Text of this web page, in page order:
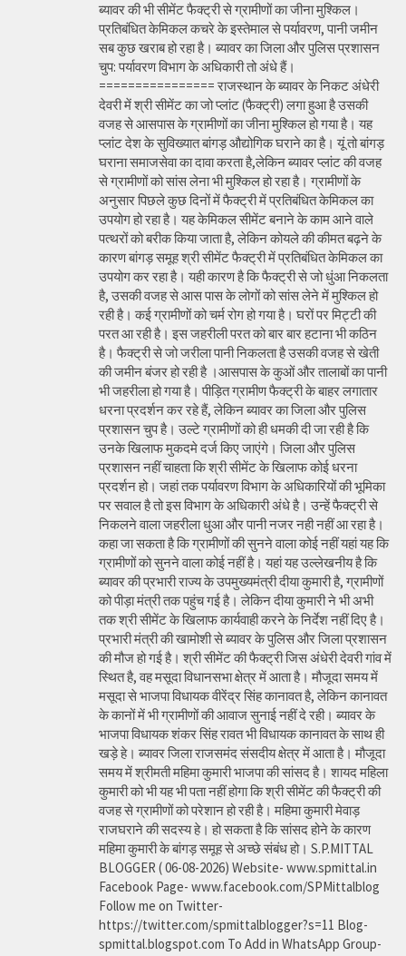
ब्यावर की भी सीमेंट फैक्ट्री से ग्रामीणों का जीना मुश्किल।
प्रतिबंधित केमिकल कचरे के इस्तेमाल से पर्यावरण, पानी जमीन
सब कुछ खराब हो रहा है। ब्यावर का जिला और पुलिस प्रशासन
चुप: पर्यावरण विभाग के अधिकारी तो अंधे हैं।
================ राजस्थान के ब्यावर के निकट अंधेरी
देवरी में श्री सीमेंट का जो प्लांट (फैक्ट्री) लगा हुआ है उसकी
वजह से आसपास के ग्रामीणों का जीना मुश्किल हो गया है। यह
प्लांट देश के सुविख्यात बांगड़ औद्योगिक घराने का है। यूं तो बांगड़
घराना समाजसेवा का दावा करता है,लेकिन ब्यावर प्लांट की वजह
से ग्रामीणों को सांस लेना भी मुश्किल हो रहा है। ग्रामीणों के
अनुसार पिछले कुछ दिनों में फैक्ट्री में प्रतिबंधित केमिकल का
उपयोग हो रहा है। यह केमिकल सीमेंट बनाने के काम आने वाले
पत्थरों को बरीक किया जाता है, लेकिन कोयले की कीमत बढ़ने के
कारण बांगड़ समूह श्री सीमेंट फैक्ट्री में प्रतिबंधित केमिकल का
उपयोग कर रहा है। यही कारण है कि फैक्ट्री से जो धुंआ निकलता
है, उसकी वजह से आस पास के लोगों को सांस लेने में मुश्किल हो
रही है। कई ग्रामीणों को चर्म रोग हो गया है। घरों पर मिट्टी की
परत आ रही है। इस जहरीली परत को बार बार हटाना भी कठिन
है। फैक्ट्री से जो जरीला पानी निकलता है उसकी वजह से खेती
की जमीन बंजर हो रही है ।आसपास के कुओं और तालाबों का पानी
भी जहरीला हो गया है। पीड़ित ग्रामीण फैक्ट्री के बाहर लगातार
धरना प्रदर्शन कर रहे हैं, लेकिन ब्यावर का जिला और पुलिस
प्रशासन चुप है। उल्टे ग्रामीणों को ही धमकी दी जा रही है कि
उनके खिलाफ मुकदमे दर्ज किए जाएंगे। जिला और पुलिस
प्रशासन नहीं चाहता कि श्री सीमेंट के खिलाफ कोई धरना
प्रदर्शन हो। जहां तक पर्यावरण विभाग के अधिकारियों की भूमिका
पर सवाल है तो इस विभाग के अधिकारी अंधे है। उन्हें फैक्ट्री से
निकलने वाला जहरीला धुआ और पानी नजर नही नहीं आ रहा है।
कहा जा सकता है कि ग्रामीणों की सुनने वाला कोई नहीं यहां यह कि
ग्रामीणों को सुनने वाला कोई नहीं है। यहां यह उल्लेखनीय है कि
ब्यावर की प्रभारी राज्य के उपमुख्यमंत्री दीया कुमारी है, ग्रामीणों
को पीड़ा मंत्री तक पहुंच गई है। लेकिन दीया कुमारी ने भी अभी
तक श्री सीमेंट के खिलाफ कार्यवाही करने के निर्देश नहीं दिए है।
प्रभारी मंत्री की खामोशी से ब्यावर के पुलिस और जिला प्रशासन
की मौज हो गई है। श्री सीमेंट की फैक्ट्री जिस अंधेरी देवरी गांव में
स्थित है, वह मसूदा विधानसभा क्षेत्र में आता है। मौजूदा समय में
मसूदा से भाजपा विधायक वीरेंद्र सिंह कानावत है, लेकिन कानावत
के कानों में भी ग्रामीणों की आवाज सुनाई नहीं दे रही। ब्यावर के
भाजपा विधायक शंकर सिंह रावत भी विधायक कानावत के साथ ही
खड़े हे। ब्यावर जिला राजसमंद संसदीय क्षेत्र में आता है। मौजूदा
समय में श्रीमती महिमा कुमारी भाजपा की सांसद है। शायद महिला
कुमारी को भी यह भी पता नहीं होगा कि श्री सीमेंट की फैक्ट्री की
वजह से ग्रामीणों को परेशान हो रही है। महिमा कुमारी मेवाड़
राजघराने की सदस्य हे। हो सकता है कि सांसद होने के कारण
महिमा कुमारी के बांगड़ समूह से अच्छे संबंध हो। S.P.MITTAL
BLOGGER ( 06-08-2026) Website- www.spmittal.in
Facebook Page- www.facebook.com/SPMittalblog
Follow me on Twitter-
https://twitter.com/spmittalblogger?s=11 Blog-
spmittal.blogspot.com To Add in WhatsApp Group-